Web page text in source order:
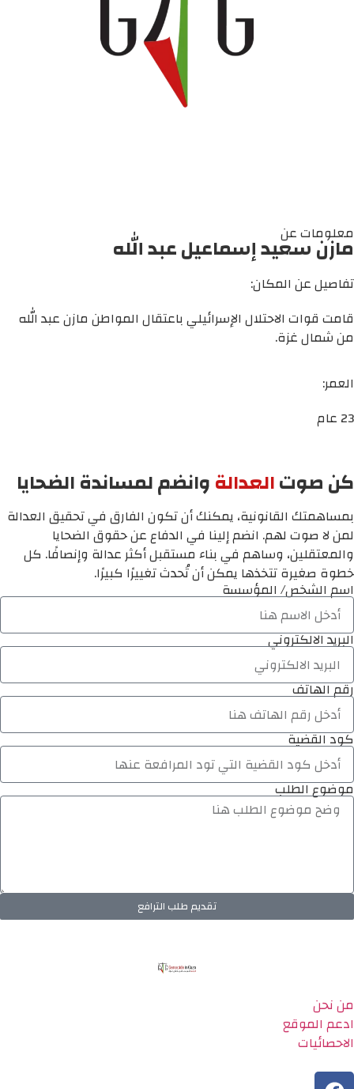
معلومات عن
مازن سعيد إسماعيل عبد الله
تفاصيل عن المكان:
قامت قوات الاحتلال الإسرائيلي باعتقال المواطن مازن عبد الله
من شمال غزة.
العمر:
23 عام
كن صوتالعدالةوانضم لمساندة الضحايا
بمساهمتك القانونية، يمكنك أن تكون الفارق في تحقيق العدالة
لمن لا صوت لهم. انضم إلينا في الدفاع عن حقوق الضحايا
والمعتقلين، وساهم في بناء مستقبل أكثر عدالة وإنصافًا. كل
خطوة صغيرة تتخذها يمكن أن تُحدث تغييرًا كبيرًا.
اسم الشخص/ المؤسسة
البريد الالكتروني
رقم الهاتف
كود القضية
موضوع الطلب
تقديم طلب الترافع
من نحن
ادعم الموقع
الاحصائيات